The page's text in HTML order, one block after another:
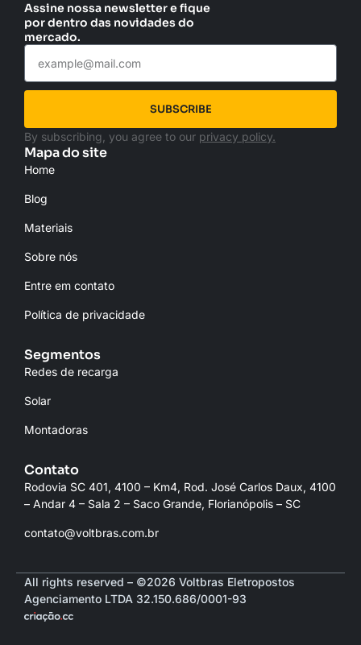
Assine nossa newsletter e fique
por dentro das novidades do
mercado.
SUBSCRIBE
By subscribing, you agree to our privacy policy.
Mapa do site
Home
Blog
Materiais
Sobre nós
Entre em contato
Política de privacidade
Segmentos
Redes de recarga
Solar
Montadoras
Contato
Rodovia SC 401, 4100 – Km4, Rod. José Carlos Daux, 4100
– Andar 4 – Sala 2 – Saco Grande, Florianópolis – SC
contato@voltbras.com.br
All rights reserved – ©2026 Voltbras Eletropostos
Agenciamento LTDA 32.150.686/0001-93